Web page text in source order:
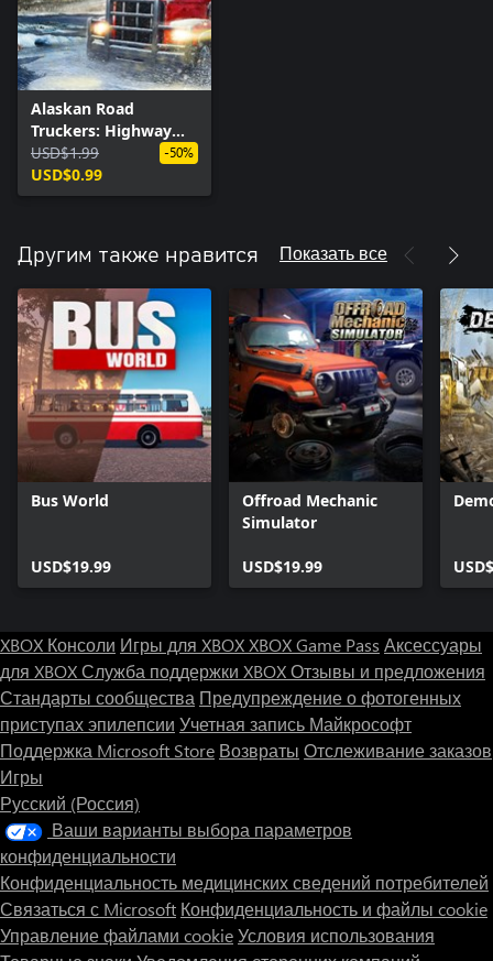
Alaskan Road
Truckers: Highway
Edition - Truck Skin
Pack 1
USD$1.99
USD$0.99
-50%
Другим также нравится Показать все
Bus World
USD$19.99
Offroad Mechanic
Simulator
USD$19.99
XBOX Консоли Игры для XBOXXBOX Game Pass Аксессуары
для XBOXСлужба поддержки XBOXОтзывы и предложения
Стандарты сообщества Предупреждение о фотогенных
приступах эпилепсии Учетная запись Майкрософт
Поддержка Microsoft Store Возвраты Отслеживание заказов
Игры
Русский (Россия)
Ваши варианты выбора параметров
конфиденциальности
Конфиденциальность медицинских сведений потребителей
Связаться с Microsoft Конфиденциальность и файлы cookie
Управление файлами cookieУсловия использования